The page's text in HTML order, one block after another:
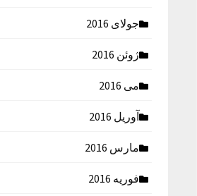
جولای 2016
ژوئن 2016
می 2016
آوریل 2016
مارس 2016
فوریه 2016